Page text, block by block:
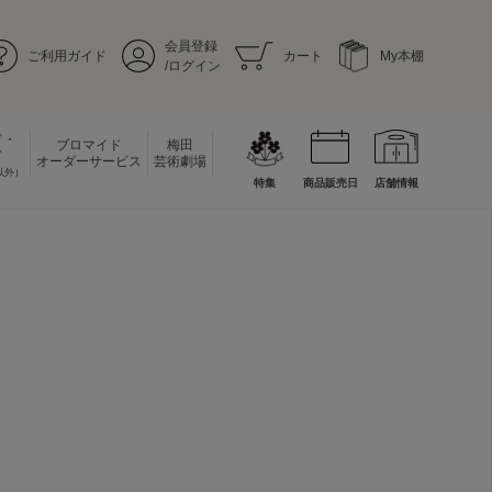
ご利用ガイド
会員登録
/ログイン
カート My本棚
）
ブロマイド
オーダーサービス
梅田
芸術劇場
特集 商品販売日 店舗情報